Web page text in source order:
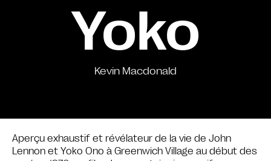
Yoko
Kevin Macdonald
Aperçu exhaustif et révélateur de la vie de John
Lennon et Yoko Ono à Greenwich Village au début des